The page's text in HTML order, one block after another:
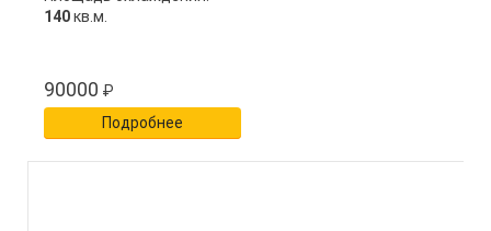
140кв.м.
90000 ₽
Подробнее